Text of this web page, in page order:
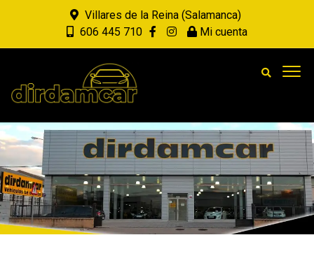
Villares de la Reina (Salamanca)
606 445 710
Mi cuenta